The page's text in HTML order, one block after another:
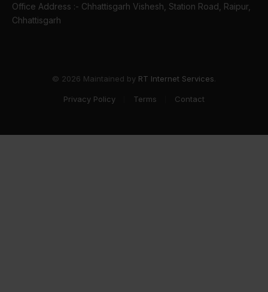
Office Address :- Chhattisgarh Vishesh, Station Road, Raipur,
Chhattisgarh
© 2026 Maintained by RT Internet Services.
Privacy Policy Terms Contact